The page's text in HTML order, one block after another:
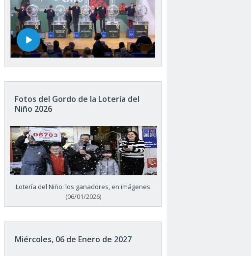
Fotos del Gordo de la Lotería del
Niño 2026
Lotería del Niño: los ganadores, en imágenes
(06/01/2026)
Miércoles, 06 de Enero de 2027